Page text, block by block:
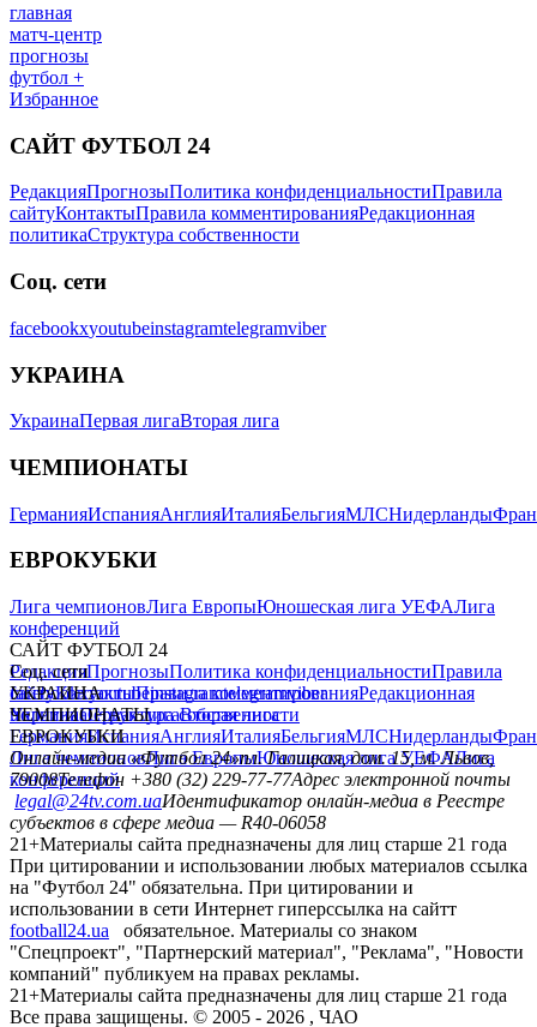
главная
матч-центр
прогнозы
футбол +
Избранное
САЙТ ФУТБОЛ 24
РедакцияПрогнозыПолитика конфиденциальностиПравила
сайтуКонтактыПравила комментированияРедакционная
политикаСтруктура собственности
Соц. сети
facebookxyoutubeinstagramtelegramviber
УКРАИНА
УкраинаПервая лигаВторая лига
ЧЕМПИОНАТЫ
ГерманияИспанияАнглияИталияБельгияМЛСНидерланды
ЕВРОКУБКИ
Лига чемпионовЛига ЕвропыЮношеская лига УЕФАЛига
конференций
САЙТ ФУТБОЛ 24
РедакцияПрогнозыПолитика конфиденциальностиПравила
сайтуКонтактыПравила комментированияРедакционная
политикаСтруктура собственности
Соц. сети
facebookxyoutubeinstagramtelegramviber
УКРАИНА
УкраинаПервая лигаВторая лига
ЧЕМПИОНАТЫ
ГерманияИспанияАнглияИталияБельгияМЛСНидерланды
ЕВРОКУБКИ
Лига чемпионовЛига ЕвропыЮношеская лига УЕФАЛига
конференций
Онлайн-медиа «Футбол 24»пл. Галицкая, дом. 15, м. Львов,
79008Телефон +380 (32) 229-77-77Адрес электронной почты
legal@24tv.com.uaИдентификатор онлайн-медиа в Реестре
субъектов в сфере медиа — R40-06058
21+Материалы сайта предназначены для лиц старше 21 года
При цитировании и использовании любых материалов ссылка
на "Футбол 24" обязательна. При цитировании и
использовании в сети Интернет гиперссылка на сайтт
football24.ua
обязательное. Материалы со знаком
"Спецпроект", "Партнерский материал", "Реклама", "Новости
компаний" публикуем на правах рекламы.
21+Материалы сайта предназначены для лиц старше 21 года
Все права защищены. © 2005 - 2026 , ЧАО